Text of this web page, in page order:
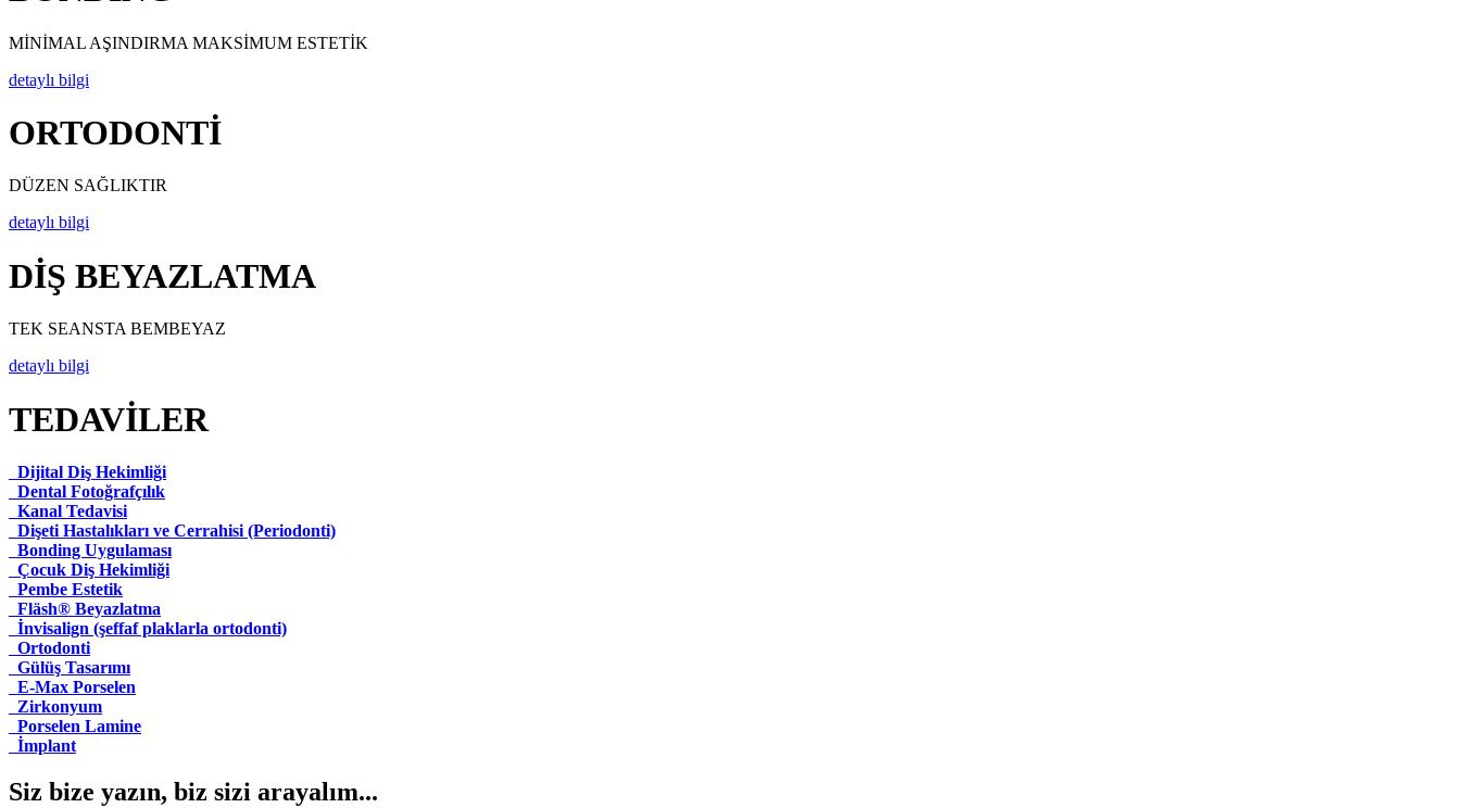
MİNİMAL AŞINDIRMA MAKSİMUM ESTETİK
detaylı bilgi
ORTODONTİ
DÜZEN SAĞLIKTIR
detaylı bilgi
DİŞ BEYAZLATMA
TEK SEANSTA BEMBEYAZ
detaylı bilgi
TEDAVİLER
Dijital Diş Hekimliği
Dental Fotoğrafçılık
Kanal Tedavisi
Dişeti Hastalıkları ve Cerrahisi (Periodonti)
Bonding Uygulaması
Çocuk Diş Hekimliği
Pembe Estetik
Fläsh® Beyazlatma
İnvisalign (şeffaf plaklarla ortodonti)
Ortodonti
Gülüş Tasarımı
E-Max Porselen
Zirkonyum
Porselen Lamine
İmplant
Siz bize yazın, biz sizi arayalım...